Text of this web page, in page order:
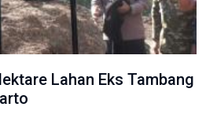
Lahan Eks Tambang